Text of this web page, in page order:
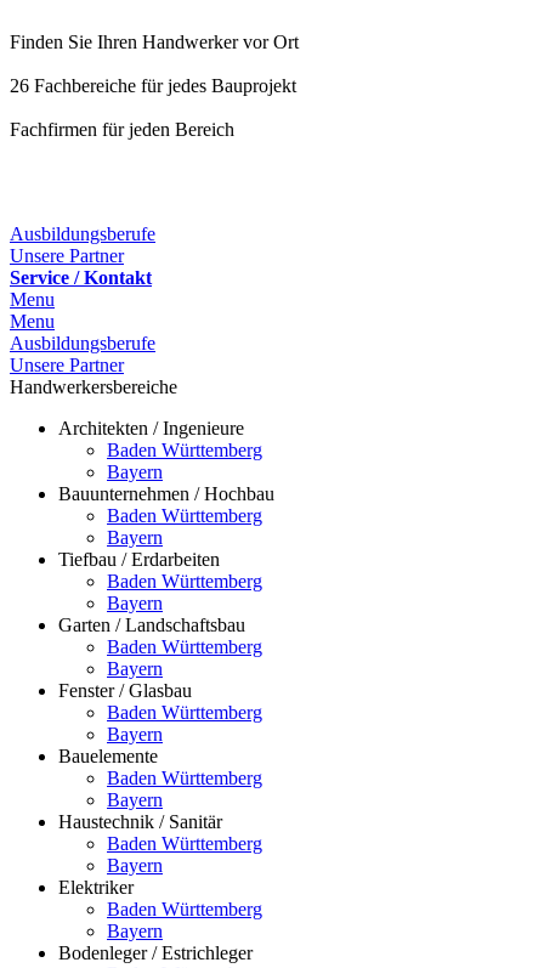
Finden Sie Ihren Handwerker vor Ort
26 Fachbereiche für jedes Bauprojekt
Fachfirmen für jeden Bereich
Ausbildungsberufe
Unsere Partner
Service / Kontakt
Menu
Menu
Ausbildungsberufe
Unsere Partner
Handwerkersbereiche
Architekten / Ingenieure
Baden Württemberg
Bayern
Bauunternehmen / Hochbau
Baden Württemberg
Bayern
Tiefbau / Erdarbeiten
Baden Württemberg
Bayern
Garten / Landschaftsbau
Baden Württemberg
Bayern
Fenster / Glasbau
Baden Württemberg
Bayern
Bauelemente
Baden Württemberg
Bayern
Haustechnik / Sanitär
Baden Württemberg
Bayern
Elektriker
Baden Württemberg
Bayern
Bodenleger / Estrichleger